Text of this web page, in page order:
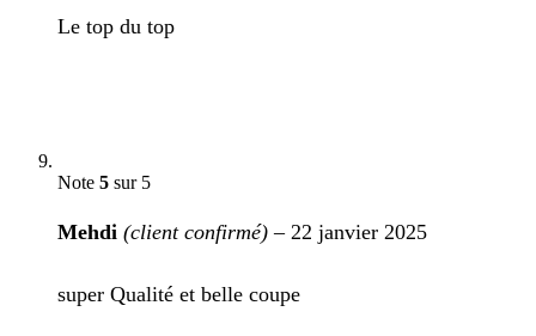
Le top du top
Note 5 sur 5
Mehdi (client confirmé) – 22 janvier 2025
super Qualité et belle coupe